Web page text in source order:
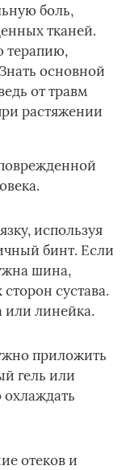
боль,
тканей.
терапию,
основной
от травм
растяжении
используя
бинт. Если
шина,
сустава.
или линейка.
приложить
гель или
отеков и